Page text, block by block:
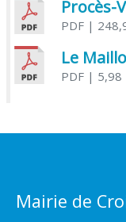
PDF|
Le
PDF| 5,98
Mairie de